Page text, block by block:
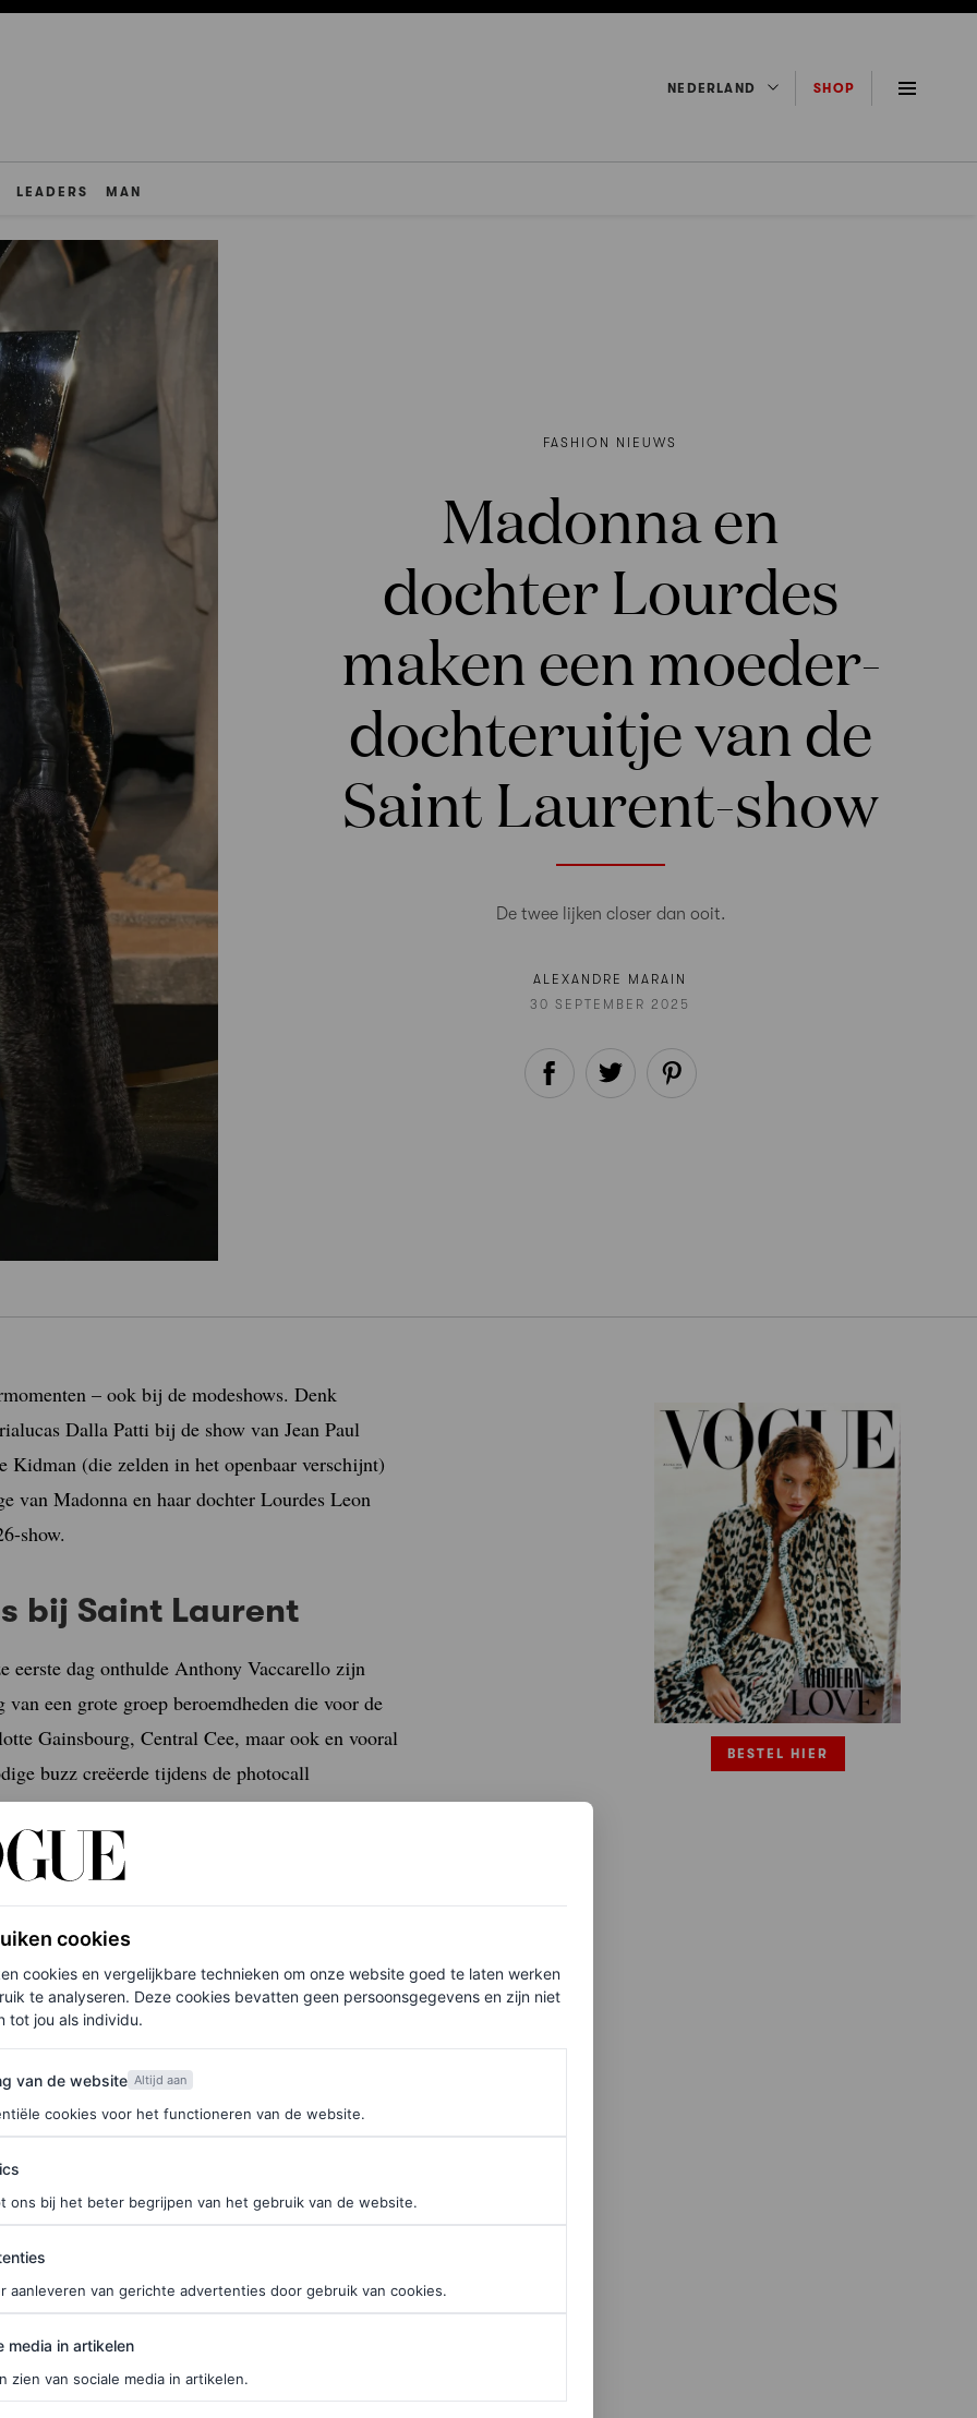
NEDERLAND SHOP
LEADERS MAN
FASHION NIEUWS
Madonna en
dochter Lourdes
maken een moeder-
dochteruitje van de
Saint Laurent-show
De twee lijken closer dan ooit.
ALEXANDRE MARAIN
30 SEPTEMBER 2025
– ook bij de modeshows. Denk
Dalla Patti bij de show van Jean Paul
(die zelden in het openbaar verschijnt)
van Madonna en haar dochter Lourdes Leon
show.
bij Saint Laurent
eerste dag onthulde Anthony Vaccarello zijn
een grote groep beroemdheden die voor de
Gainsbourg, Central Cee, maar ook en vooral
buzz creëerde tijdens de photocall
Trocadéro-fontein met uitzicht op de verlichte
Channel
voor het enorme metalen YSL-logo. Terwijl
met een leren motorjack, koos Lourdes voor
met een paar lakschoenen met spitse
te zijn dan ooit; zo omhelsden ze elkaar en
dochteruitje – al helemaal niet als het de
artikel.
BESTEL HIER
cookies
cookies en vergelijkbare technieken om onze website goed te laten werken
te analyseren. Deze cookies bevatten geen persoonsgegevens en zijn niet
tot jou als individu.
de website
van de website Altijd aan
cookies voor het functioneren van de website.
ons bij het beter begrijpen van het gebruik van de website.
aanleveren van gerichte advertenties door gebruik van cookies.
in artikelen
media in artikelen
zien van sociale media in artikelen.